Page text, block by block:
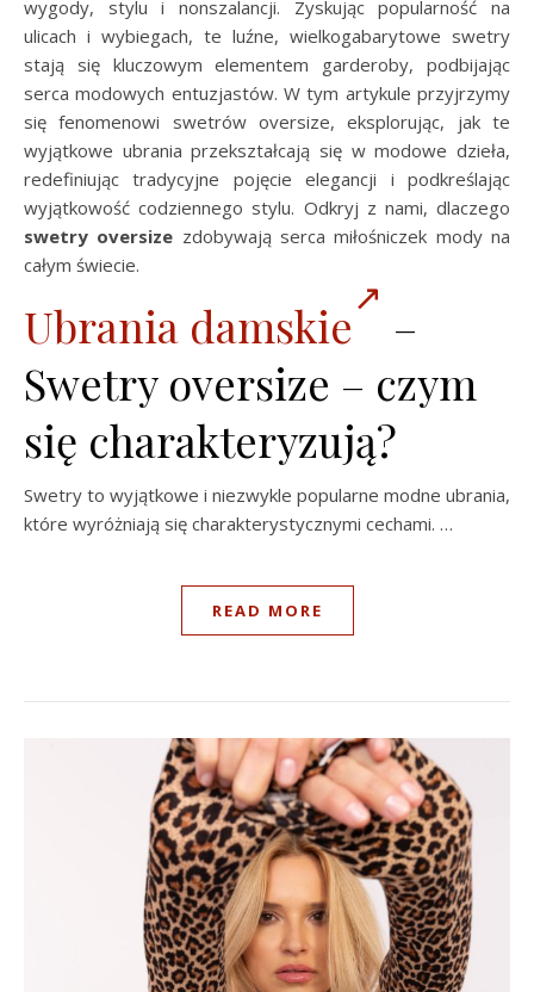
wygody, stylu i nonszalancji. Zyskując popularność na
ulicach i wybiegach, te luźne, wielkogabarytowe swetry
stają się kluczowym elementem garderoby, podbijając
serca modowych entuzjastów. W tym artykule przyjrzymy
się fenomenowi swetrów oversize, eksplorując, jak te
wyjątkowe ubrania przekształcają się w modowe dzieła,
redefiniując tradycyjne pojęcie elegancji i podkreślając
wyjątkowość codziennego stylu. Odkryj z nami, dlaczego
swetry oversize zdobywają serca miłośniczek mody na
całym świecie.
Ubrania damskie
–
Swetry oversize – czym
się charakteryzują?
Swetry to wyjątkowe i niezwykle popularne modne ubrania,
które wyróżniają się charakterystycznymi cechami. …
READ MORE